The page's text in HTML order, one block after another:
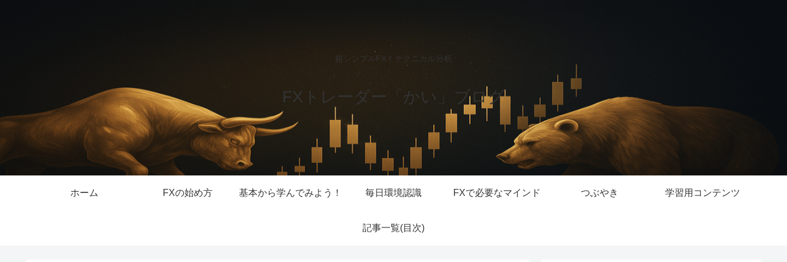
超シンプルFX！テクニカル分析
FXトレーダー「かい」ブログ
ホーム FXの始め方 基本から学んでみよう！ 毎日環境認識 FXで必要なマインド つぶやき 学習用コンテンツ
記事一覧(目次)